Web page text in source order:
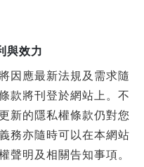
與效力
因應最新法規及需求隨
款將刊登於網站上。不
新的隱私權條款仍對您
務亦隨時可以在本網站
聲明及相關告知事項。